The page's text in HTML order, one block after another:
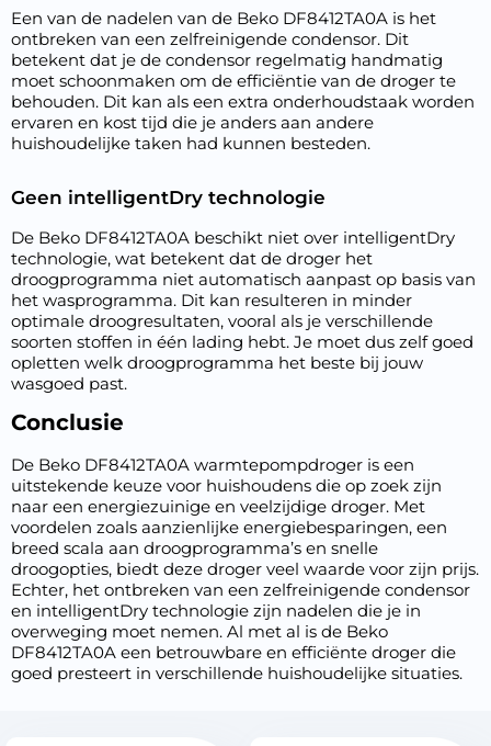
Een van de nadelen van de Beko DF8412TA0A is het
ontbreken van een zelfreinigende condensor. Dit
betekent dat je de condensor regelmatig handmatig
moet schoonmaken om de efficiëntie van de droger te
behouden. Dit kan als een extra onderhoudstaak worden
ervaren en kost tijd die je anders aan andere
huishoudelijke taken had kunnen besteden.
Geen intelligentDry technologie
De Beko DF8412TA0A beschikt niet over intelligentDry
technologie, wat betekent dat de droger het
droogprogramma niet automatisch aanpast op basis van
het wasprogramma. Dit kan resulteren in minder
optimale droogresultaten, vooral als je verschillende
soorten stoffen in één lading hebt. Je moet dus zelf goed
opletten welk droogprogramma het beste bij jouw
wasgoed past.
Conclusie
De Beko DF8412TA0A warmtepompdroger is een
uitstekende keuze voor huishoudens die op zoek zijn
naar een energiezuinige en veelzijdige droger. Met
voordelen zoals aanzienlijke energiebesparingen, een
breed scala aan droogprogramma’s en snelle
droogopties, biedt deze droger veel waarde voor zijn prijs.
Echter, het ontbreken van een zelfreinigende condensor
en intelligentDry technologie zijn nadelen die je in
overweging moet nemen. Al met al is de Beko
DF8412TA0A een betrouwbare en efficiënte droger die
goed presteert in verschillende huishoudelijke situaties.